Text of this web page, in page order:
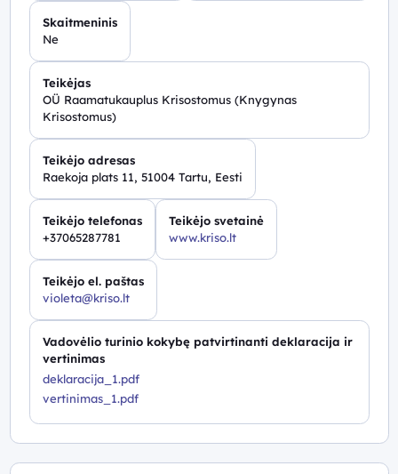
Skaitmeninis
Ne
Teikėjas
OÜ Raamatukauplus Krisostomus (Knygynas
Krisostomus)
Teikėjo adresas
Raekoja plats 11, 51004 Tartu, Eesti
Teikėjo telefonas
+37065287781
Teikėjo svetainė
www.kriso.lt
Teikėjo el. paštas
violeta@kriso.lt
Vadovėlio turinio kokybę patvirtinanti deklaracija ir
vertinimas
deklaracija_1.pdf
vertinimas_1.pdf